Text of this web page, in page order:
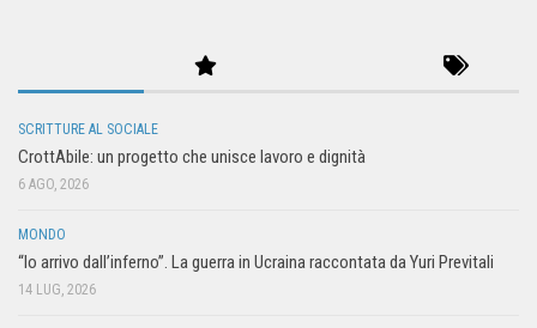
SCRITTURE AL SOCIALE
CrottAbile: un progetto che unisce lavoro e dignità
6 AGO, 2026
MONDO
“Io arrivo dall’inferno”. La guerra in Ucraina raccontata da Yuri Previtali
14 LUG, 2026